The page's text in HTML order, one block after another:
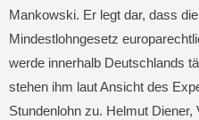
Mankowski. Er legt dar, dass
Mindestlohngesetz
werde innerhalb Deutschlands
stehen ihm laut Ansicht des
Stundenlohn zu. Helmut Diener,